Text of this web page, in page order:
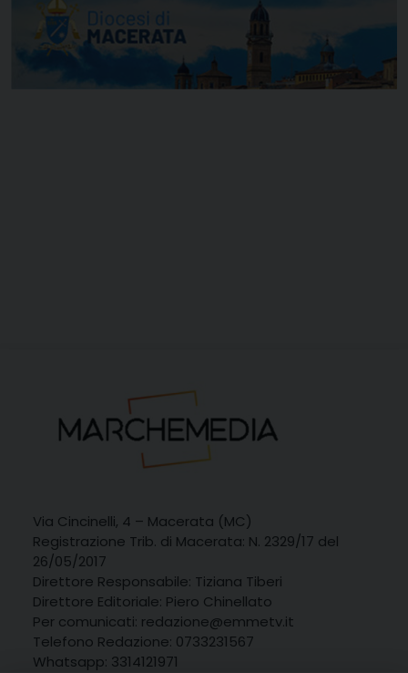
Via Cincinelli, 4 – Macerata (MC)
Registrazione Trib. di Macerata: N. 2329/17 del
26/05/2017
Direttore Responsabile: Tiziana Tiberi
Direttore Editoriale: Piero Chinellato
Per comunicati: redazione@emmetv.it
Telefono Redazione: 0733231567
Whatsapp: 3314121971